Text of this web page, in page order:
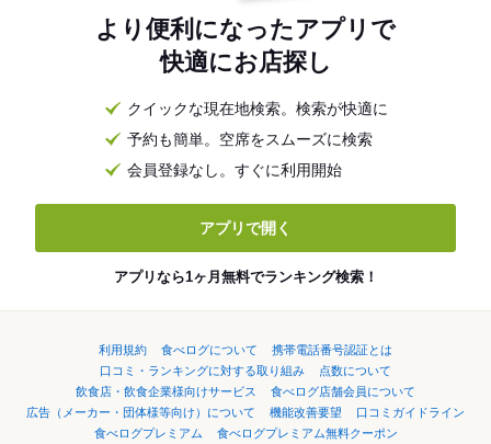
より便利になったアプリで
快適にお店探し
クイックな現在地検索。検索が快適に
予約も簡単。空席をスムーズに検索
会員登録なし。すぐに利用開始
アプリで開く
アプリなら1ヶ月無料でランキング検索！
利用規約 食べログについて
携帯電話番号認証とは
口コミ・ランキングに対する取り組み
点数について
飲食店・飲食企業様向けサービス
食べログ店舗会員について
広告（メーカー・団体様等向け）について
機能改善要望
口コミガイドライン
食べログプレミアム
食べログプレミアム無料クーポン